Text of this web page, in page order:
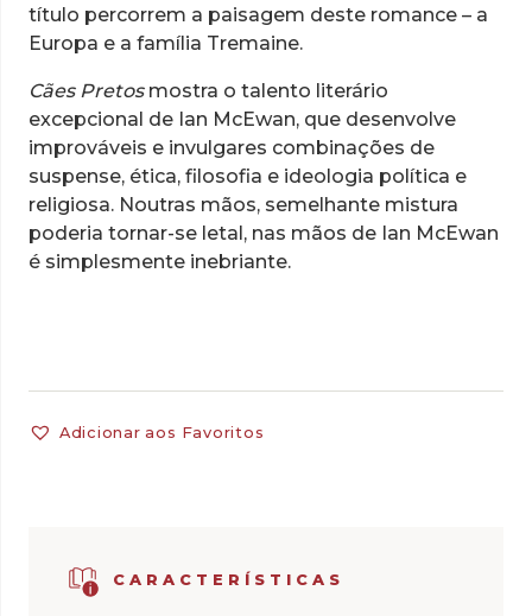
CARACTERÍSTICAS
título percorrem a paisagem deste romance – a
Europa e a família Tremaine.
Cães Pretosmostra o talento literário
excepcional de Ian McEwan, que desenvolve
improváveis e invulgares combinações de
suspense, ética, filosofia e ideologia política e
religiosa. Noutras mãos, semelhante mistura
poderia tornar-se letal, nas mãos de Ian McEwan
é simplesmente inebriante.
Adicionar aos Favoritos